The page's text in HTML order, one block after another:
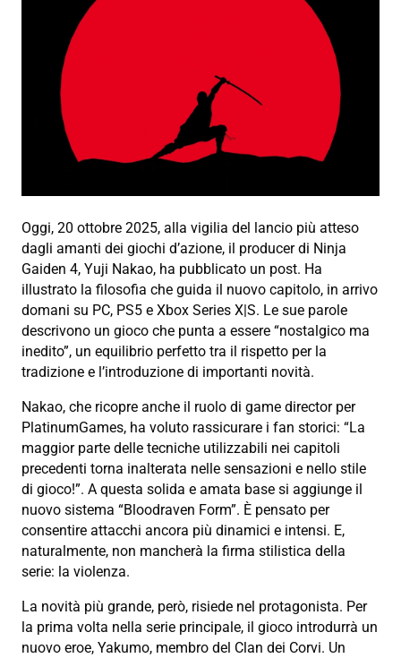
Oggi, 20 ottobre 2025, alla vigilia del lancio più atteso
dagli amanti dei giochi d’azione, il producer di Ninja
Gaiden 4, Yuji Nakao, ha pubblicato un post. Ha
illustrato la filosofia che guida il nuovo capitolo, in arrivo
domani su PC, PS5 e Xbox Series X|S. Le sue parole
descrivono un gioco che punta a essere “nostalgico ma
inedito”, un equilibrio perfetto tra il rispetto per la
tradizione e l’introduzione di importanti novità.
Nakao, che ricopre anche il ruolo di game director per
PlatinumGames, ha voluto rassicurare i fan storici: “La
maggior parte delle tecniche utilizzabili nei capitoli
precedenti torna inalterata nelle sensazioni e nello stile
di gioco!”. A questa solida e amata base si aggiunge il
nuovo sistema “Bloodraven Form”. È pensato per
consentire attacchi ancora più dinamici e intensi. E,
naturalmente, non mancherà la firma stilistica della
serie: la violenza.
La novità più grande, però, risiede nel protagonista. Per
la prima volta nella serie principale, il gioco introdurrà un
nuovo eroe, Yakumo, membro del Clan dei Corvi. Un